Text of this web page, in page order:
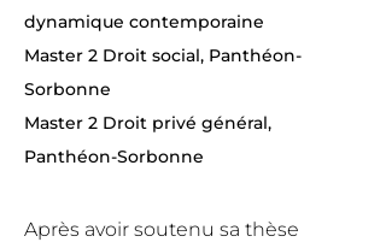
dynamique contemporaine
Master 2 Droit social, Panthéon-
Sorbonne
Master 2 Droit privé général,
Panthéon-Sorbonne
Après avoir soutenu sa thèse